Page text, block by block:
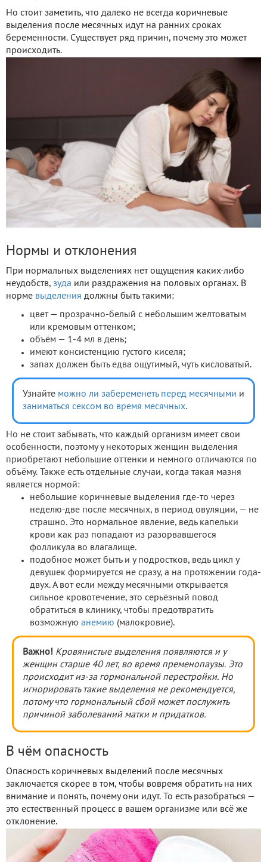
Но стоит заметить, что далеко не всегда коричневые
выделения после месячных идут на ранних сроках
беременности. Существует ряд причин, почему это может
происходить.
Нормы и отклонения
При нормальных выделениях нет ощущения каких-либо
неудобств, зуда или раздражения на половых органах. В
норме выделения должны быть такими:
цвет — прозрачно-белый с небольшим желтоватым
или кремовым оттенком;
объём — 1-4 мл в день;
имеют консистенцию густого киселя;
запах должен быть едва ощутимый, чуть кисловатый.
Узнайте можно ли забеременеть перед месячными и
заниматься сексом во время месячных.
Но не стоит забывать, что каждый организм имеет свои
особенности, поэтому у некоторых женщин выделения
приобретают небольшие оттенки и немного отличаются по
объёму. Также есть отдельные случаи, когда такая мазня
является нормой:
небольшие коричневые выделения где-то через
неделю-две после месячных, в период овуляции, — не
страшно. Это нормальное явление, ведь капельки
крови как раз попадают из разорвавшегося
фолликула во влагалище.
подобное может быть и у подростков, ведь цикл у
девушек формируется не сразу, а на протяжении года-
двух. А вот если между месячными открывается
сильное кровотечение, это серьёзный повод
обратиться в клинику, чтобы предотвратить
возможную анемию (малокровие).
Важно! Кровянистые выделения появляются и у
женщин старше 40 лет, во время пременопаузы. Это
происходит из-за гормональной перестройки. Но
игнорировать такие выделения не рекомендуется,
потому что гормональный сбой может послужить
причиной заболеваний матки и придатков.
В чём опасность
Опасность коричневых выделений после месячных
заключается скорее в том, чтобы вовремя обратить на них
внимание и понять, почему они идут. То есть разобраться —
это естественный процесс в вашем организме или всё же
отклонение.